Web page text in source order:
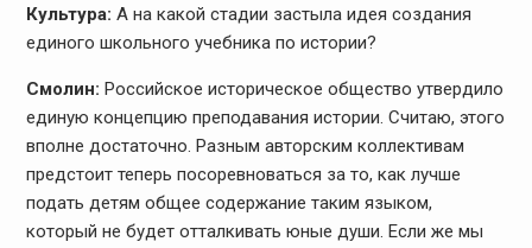
Культура: А на какой стадии застыла идея создания
единого школьного учебника по истории?
Смолин: Российское историческое общество утвердило
единую концепцию преподавания истории. Считаю, этого
вполне достаточно. Разным авторским коллективам
предстоит теперь посоревноваться за то, как лучше
подать детям общее содержание таким языком,
который не будет отталкивать юные души. Если же мы